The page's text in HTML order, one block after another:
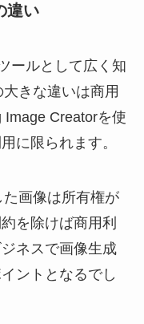
違い
ールとして広く知
きな違いは商用
Creatorを使
に限られます。
画像は所有権が
を除けば商用利
ネスで画像生成
ントとなるでし